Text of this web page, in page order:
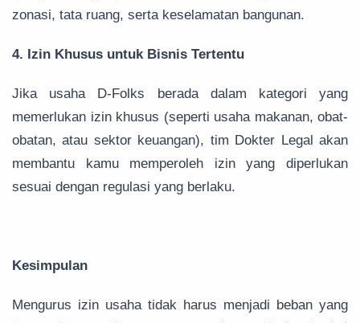
zonasi, tata ruang, serta keselamatan bangunan.
4. Izin Khusus untuk Bisnis Tertentu
Jika usaha D-Folks berada dalam kategori yang
memerlukan izin khusus (seperti usaha makanan, obat-
obatan, atau sektor keuangan), tim Dokter Legal akan
membantu kamu memperoleh izin yang diperlukan
sesuai dengan regulasi yang berlaku.
Kesimpulan
Mengurus izin usaha tidak harus menjadi beban yang